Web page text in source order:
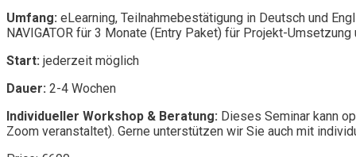
Umfang: eLearning, Teilnahmebestätigung in Deutsch und
NAVIGATOR für 3 Monate (Entry Paket) für Projekt-
Start: jederzeit möglich
Dauer: 2-4 Wochen
Individueller Workshop & Beratung: Dieses Seminar kann
Zoom veranstaltet). Gerne unterstützen wir Sie auch mit